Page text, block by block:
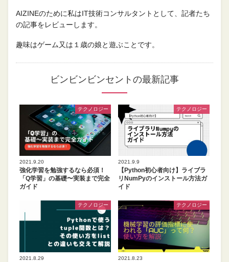
AIZINEのために私はIT技術コンサルタントとして、記者たち
の記事をレビューします。
趣味はゲーム又は１歳の娘と遊ぶことです。
ビンビンビンセントの最新記事
テクノロジー
2021.9.20
強化学習を勉強するなら必須！
「Q学習」の基礎〜実装まで完全
ガイド
テクノロジー
2021.9.9
【Python初心者向け】ライブラ
リNumPyのインストール方法ガ
イド
テクノロジー
2021.8.29
テクノロジー
2021.8.23